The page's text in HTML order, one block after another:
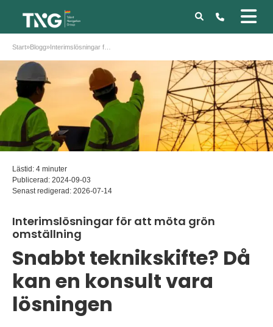
Start»Blogg»
Lästid: 4 minuter
Publicerad: 2024-09-03
Senast redigerad: 2026-07-14
Interimslösningar för att möta grön
omställning
Snabbt teknikskifte? Då
kan en konsult vara
lösningen